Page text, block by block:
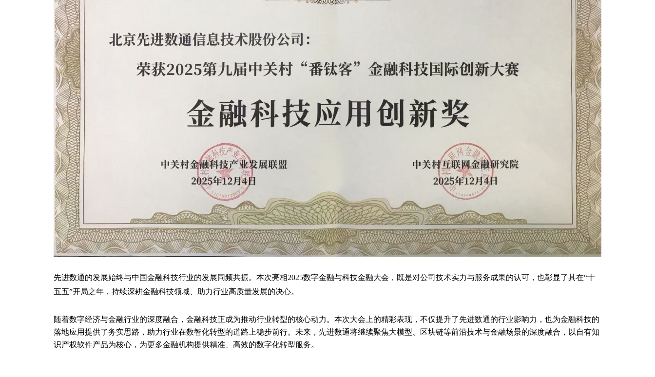
先进数通的发展始终与中国金融科技行业的发展同频共振。本次亮相2025数字金融与科技金融大会，既是对公司技术实力与服务成果的认可，也彰显了其在“十
五五”开局之年，持续深耕金融科技领域、助力行业高质量发展的决心。
随着数字经济与金融行业的深度融合，金融科技正成为推动行业转型的核心动力。本次大会上的精彩表现，不仅提升了先进数通的行业影响力，也为金融科技的
落地应用提供了务实思路，助力行业在数智化转型的道路上稳步前行。未来，先进数通将继续聚焦大模型、区块链等前沿技术与金融场景的深度融合，以自有知
识产权软件产品为核心，为更多金融机构提供精准、高效的数字化转型服务。